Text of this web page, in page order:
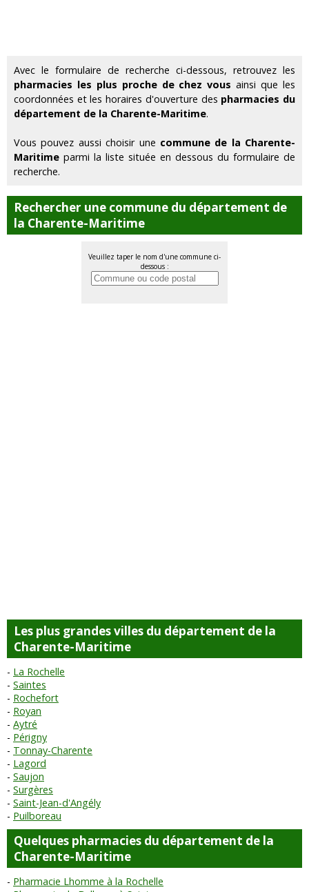
Avec le formulaire de recherche ci-dessous, retrouvez les
pharmacies les plus proche de chez vous ainsi que les
coordonnées et les horaires d'ouverture des pharmacies du
département de la Charente-Maritime.
Vous pouvez aussi choisir une commune de la Charente-
Maritime parmi la liste située en dessous du formulaire de
recherche.
Rechercher une commune du département de
la Charente-Maritime
Veuillez taper le nom d'une commune ci-
dessous :
Les plus grandes villes du département de la
Charente-Maritime
La Rochelle
Saintes
Rochefort
Royan
Aytré
Périgny
Tonnay-Charente
Lagord
Saujon
Surgères
Saint-Jean-d'Angély
Puilboreau
Quelques pharmacies du département de la
Charente-Maritime
Pharmacie Lhomme à la Rochelle